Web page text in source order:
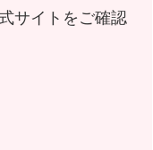
サイトをご確認